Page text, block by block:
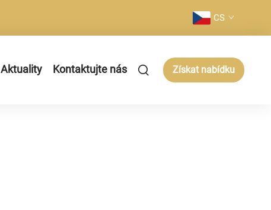
CS
Aktuality Kontaktujte nás Získat nabídku